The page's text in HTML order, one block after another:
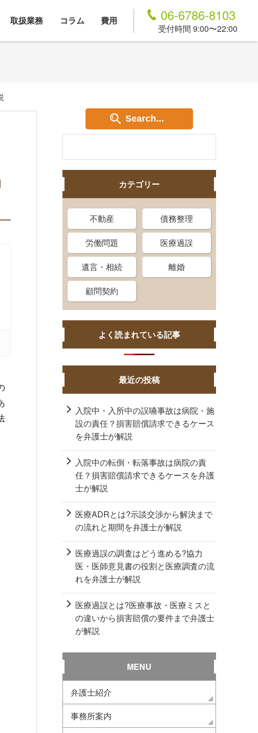
取扱業務 コラム 費用 06-6786-8103
受付時間 9:00〜22:00
Search...
カテゴリー
不動産 債務整理
労働問題 医療過誤
遺言・相続 離婚
顧問契約
よく読まれている記事
最近の投稿
入院中・入所中の誤嚥事故は病院・施
設の責任？損害賠償請求できるケース
を弁護士が解説
入院中の転倒・転落事故は病院の責
任？損害賠償請求できるケースを弁護
士が解説
医療ADRとは?示談交渉から解決まで
の流れと期間を弁護士が解説
医療過誤の調査はどう進める?協力
医・医師意見書の役割と医療調査の流
れを弁護士が解説
医療過誤とは?医療事故・医療ミスと
の違いから損害賠償の要件まで弁護士
が解説
MENU
弁護士紹介
事務所案内